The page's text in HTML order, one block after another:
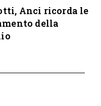
Anci ricorda le
della